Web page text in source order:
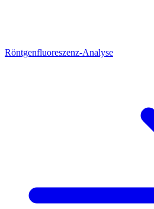
Röntgenfluoreszenz-Analyse